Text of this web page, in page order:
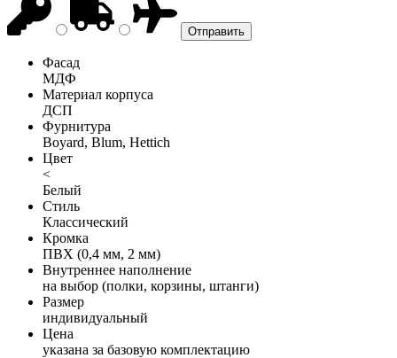
Фасад
МДФ
Материал корпуса
ДСП
Фурнитура
Boyard, Blum, Hettich
Цвет
<
Белый
Стиль
Классический
Кромка
ПВХ (0,4 мм, 2 мм)
Внутреннее наполнение
на выбор (полки, корзины, штанги)
Размер
индивидуальный
Цена
указана за базовую комплектацию